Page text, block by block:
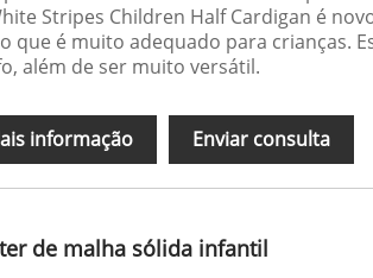
Stripes Children Half Cardigan é
que é muito adequado para crianças.
além de ser muito versátil.
informação Enviar consulta
de malha sólida infantil